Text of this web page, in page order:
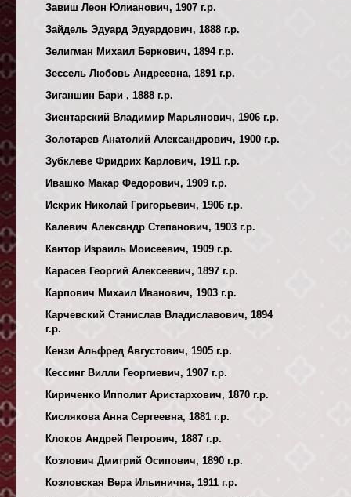
Завиш Леон Юлианович, 1907 г.р.
Зайдель Эдуард Эдуардович, 1888 г.р.
Зелигман Михаил Беркович, 1894 г.р.
Зессель Любовь Андреевна, 1891 г.р.
Зиганшин Бари , 1888 г.р.
Зиентарский Владимир Марьянович, 1906 г.р.
Золотарев Анатолий Александрович, 1900 г.р.
Зубклеве Фридрих Карлович, 1911 г.р.
Ивашко Макар Федорович, 1909 г.р.
Искрик Николай Григорьевич, 1906 г.р.
Калевич Александр Степанович, 1903 г.р.
Кантор Израиль Моисеевич, 1909 г.р.
Карасев Георгий Алексеевич, 1897 г.р.
Карпович Михаил Иванович, 1903 г.р.
Карчевский Станислав Владиславович, 1894
г.р.
Кензи Альфред Августович, 1905 г.р.
Кессинг Вилли Георгиевич, 1907 г.р.
Кириченко Ипполит Аристархович, 1870 г.р.
Кислякова Анна Сергеевна, 1881 г.р.
Клоков Андрей Петрович, 1887 г.р.
Козлович Дмитрий Осипович, 1890 г.р.
Козловская Вера Ильинична, 1911 г.р.